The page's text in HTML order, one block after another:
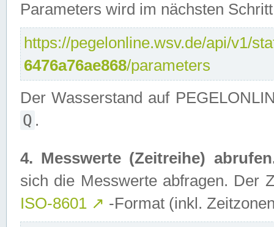
Parameters wird im nächsten
https://pegelonline.wsv.de/api/v1/
6476a76ae868/parameters
Der Wasserstand auf
Q .
4. Messwerte (Zeitreihe)
sich die Messwerte abfragen. Der
ISO-8601 ↗ -Format (inkl.